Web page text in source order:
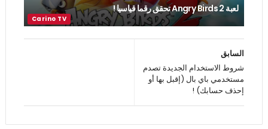
لعبة Angry Birds 2 تحقق رقما قياسيا !
السابق
شروط الاستخدام الجديدة تصدم
مستخدمي باي بال (إقبل بها أو
إحذف حسابك) !